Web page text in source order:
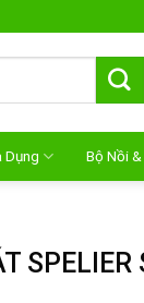
Dụng Bộ Nồi
SPELIER